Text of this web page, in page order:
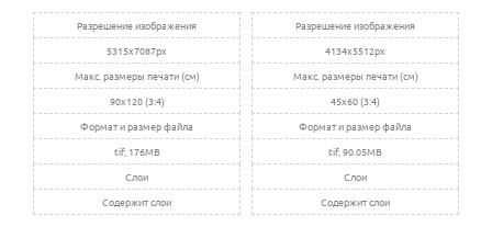
Разрешение изображения
5315x7087px
Макс. размеры печати (см)
90x120 (3:4)
Формат и размер файла
tif, 176MB
Слои
Содержит слои
Разрешение изображения
4134x5512px
Макс. размеры печати (см)
45x60 (3:4)
Формат и размер файла
tif, 90.05MB
Слои
Содержит слои